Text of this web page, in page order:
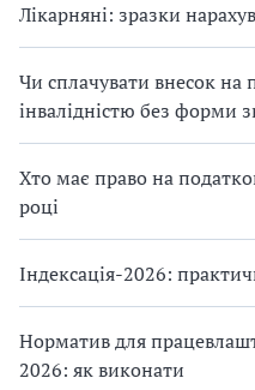
Лікарняні: зразки
Чи сплачувати внесок на
інвалідністю без форми
Хто має право на
році
Індексація-2026:
Норматив для
2026: як виконати